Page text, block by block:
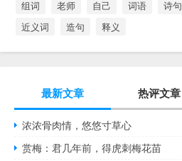
组词
老师 自己 词语 诗句
近义词
造句 释义
最新文章 热评文章
浓浓骨肉情，悠悠寸草心
赏梅：君几年前，得虎刺梅花苗